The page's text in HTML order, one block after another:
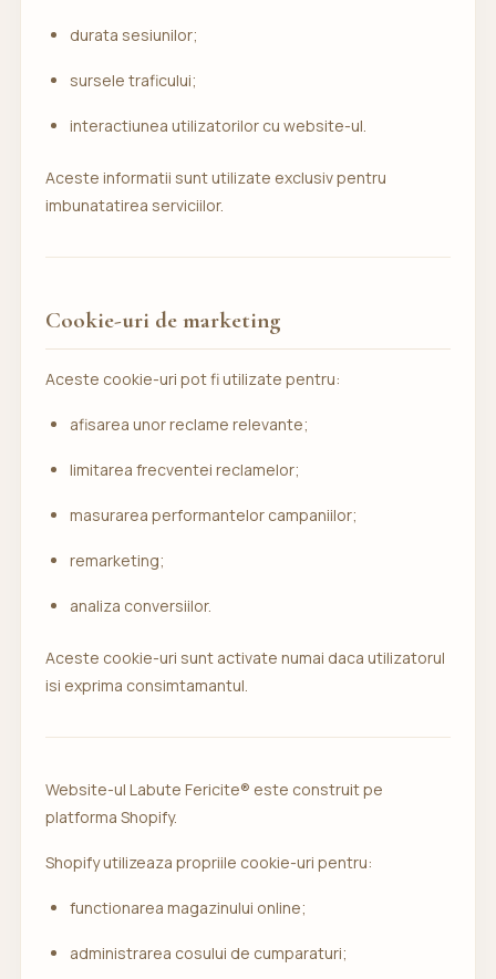
durata sesiunilor;
sursele traficului;
interactiunea utilizatorilor cu website-ul.
Aceste informatii sunt utilizate exclusiv pentru
imbunatatirea serviciilor.
Cookie-uri de marketing
Aceste cookie-uri pot fi utilizate pentru:
afisarea unor reclame relevante;
limitarea frecventei reclamelor;
masurarea performantelor campaniilor;
remarketing;
analiza conversiilor.
Aceste cookie-uri sunt activate numai daca utilizatorul
isi exprima consimtamantul.
Website-ul Labute Fericite® este construit pe
platforma Shopify.
Shopify utilizeaza propriile cookie-uri pentru:
functionarea magazinului online;
administrarea cosului de cumparaturi;